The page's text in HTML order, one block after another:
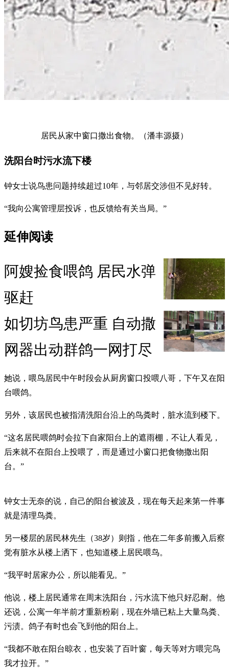
居民从家中窗口撒出食物。（潘丰源摄）
洗阳台时污水流下楼
钟女士说鸟患问题持续超过10年，与邻居交涉但不见好转。
“我向公寓管理层投诉，也反馈给有关当局。”
延伸阅读
阿嫂捡食喂鸽 居民水弹
驱赶
如切坊鸟患严重 自动撒
网器出动群鸽一网打尽
她说，喂鸟居民中午时段会从厨房窗口投喂八哥，下午又在阳
台喂鸽。
另外，该居民也被指清洗阳台沿上的鸟粪时，脏水流到楼下。
“这名居民喂鸽时会拉下自家阳台上的遮雨棚，不让人看见，
后来就不在阳台上投喂了，而是通过小窗口把食物撒出阳
台。”
钟女士无奈的说，自己的阳台被波及，现在每天起来第一件事
就是清理鸟粪。
另一楼层的居民林先生（38岁）则指，他在二年多前搬入后察
觉有脏水从楼上洒下，也知道楼上居民喂鸟。
“我平时居家办公，所以能看见。”
他说，楼上居民通常在周末洗阳台，污水流下他只好忍耐。他
还说，公寓一年半前才重新粉刷，现在外墙已粘上大量鸟粪、
污渍。鸽子有时也会飞到他的阳台上。
“我都不敢在阳台晾衣，也安装了百叶窗，每天等对方喂完鸟
我才拉开。”